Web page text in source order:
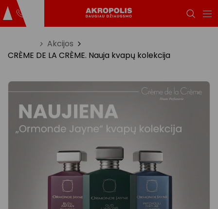
Akcijos
CRÈME DE LA CRÈME. Nauja kvapų kolekcija